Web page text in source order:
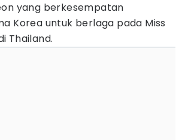
yang berkesempatan
Korea untuk berlaga pada Miss
Thailand.